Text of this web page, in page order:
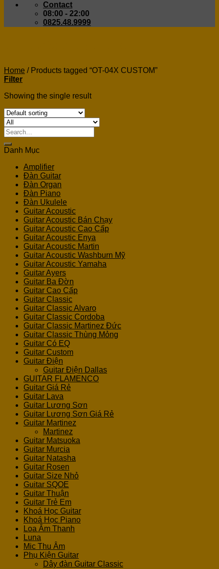
Contact
08:00 - 22:00
0825.48.9999
Home /Products tagged “OT-04X CUSTOM”
Filter
Showing the single result
Search
for:
Danh Mục
Amplifier
Đàn Guitar
Đàn Organ
Đàn Piano
Đàn Ukulele
Guitar Acoustic
Guitar Acoustic Bán Chạy
Guitar Acoustic Cao Cấp
Guitar Acoustic Enya
Guitar Acoustic Martin
Guitar Acoustic Washburn Mỹ
Guitar Acoustic Yamaha
Guitar Ayers
Guitar Ba Đờn
Guitar Cao Cấp
Guitar Classic
Guitar Classic Alvaro
Guitar Classic Cordoba
Guitar Classic Martinez Đức
Guitar Classic Thùng Mỏng
Guitar Có EQ
Guitar Custom
Guitar Điện
Guitar Điện Dallas
GUITAR FLAMENCO
Guitar Giá Rẻ
Guitar Lava
Guitar Lương Sơn
Guitar Lương Sơn Giá Rẻ
Guitar Martinez
Martinez
Guitar Matsuoka
Guitar Murcia
Guitar Natasha
Guitar Rosen
Guitar Size Nhỏ
Guitar SQOE
Guitar Thuận
Guitar Trẻ Em
Khoá Học Guitar
Khoá Học Piano
Loa Âm Thanh
Luna
Mic Thu Âm
Phụ Kiện Guitar
Dây đàn Guitar Classic